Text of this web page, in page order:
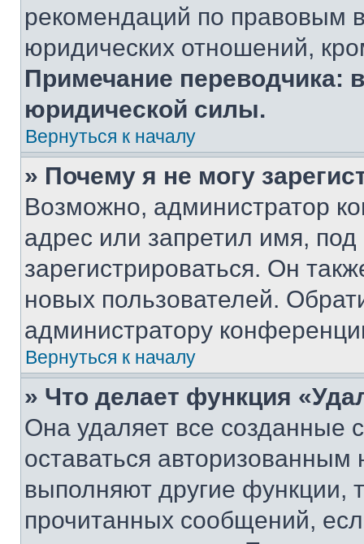
рекомендаций по правовым
юридических отношений,
Примечание переводчика:
юридической силы.
Вернуться к началу
» Почему я не могу
Возможно, администратор
адрес или запретил имя,
зарегистрироваться. Он
новых пользователей.
администратору
Вернуться к началу
» Что делает функция
Она удаляет все созданные
оставаться
выполняют другие функции,
прочитанных сообщений,